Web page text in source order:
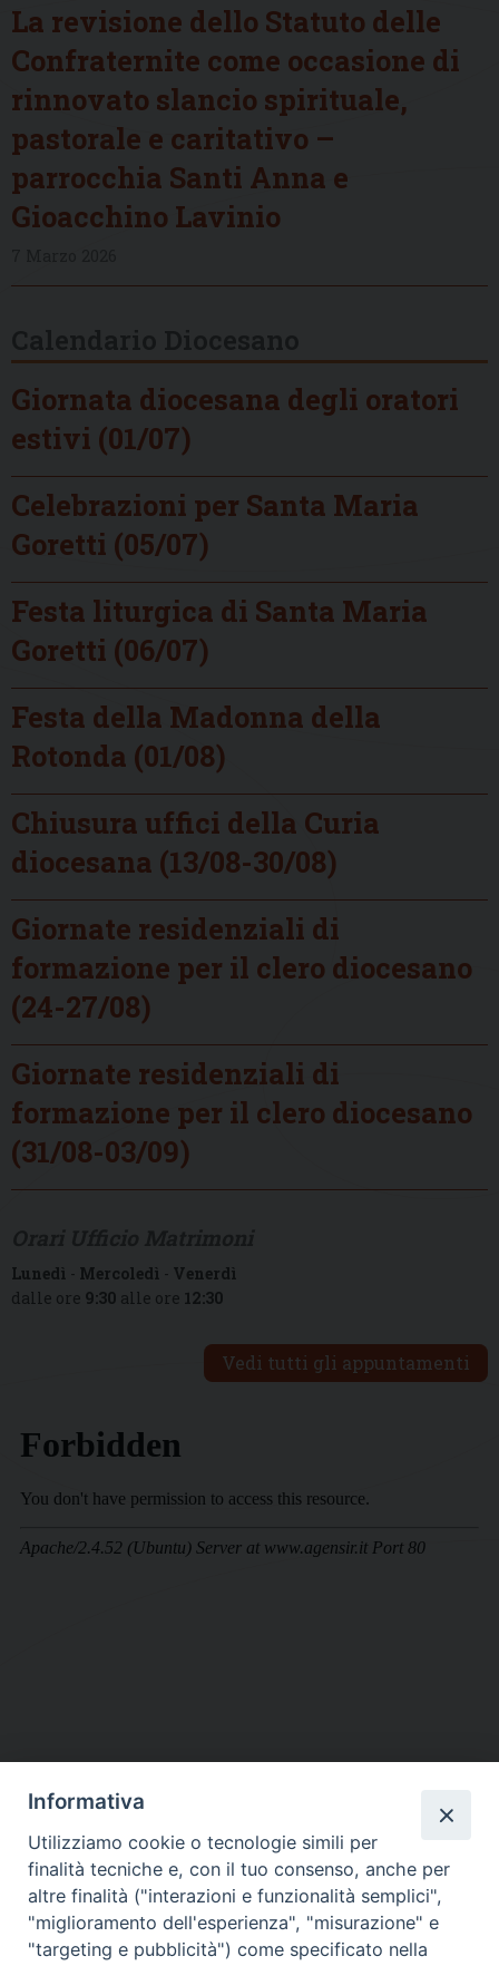
La revisione dello Statuto delle
Confraternite come occasione di
rinnovato slancio spirituale,
pastorale e caritativo –
parrocchia Santi Anna e
Gioacchino Lavinio
Giornata diocesana degli oratori
estivi (01/07)
Celebrazioni per Santa Maria
Goretti (05/07)
Festa liturgica di Santa Maria
Goretti (06/07)
Festa della Madonna della
Rotonda (01/08)
Chiusura uffici della Curia
diocesana (13/08-30/08)
Giornate residenziali di
formazione per il clero diocesano
(24-27/08)
Giornate residenziali di
formazione per il clero diocesano
(31/08-03/09)
Lunedì - Mercoledì - Venerdì
dalle ore 9:30 alle ore 12:30
Vedi tutti gli appuntamenti
DIOCESI SUBURBICARIA DI ALBANO
Contatti:Tel.: 06.93268401 - Fax.: 06.9323844
E-mail:curia@diocesidialbano.it
Orari: dal Lunedì al Venerdì Ore: 9:00 - 13:00
Informativa
Utilizziamo cookie o tecnologie simili per
finalità tecniche e, con il tuo consenso, anche per
altre finalità ("interazioni e funzionalità semplici",
"miglioramento dell'esperienza", "misurazione" e
"targeting e pubblicità") come specificato nella